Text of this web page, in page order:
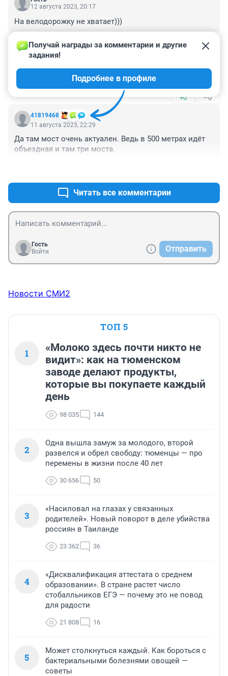
12 августа 2023, 20:17
На велодорожку не хватает)))
Гость
Мир нужен в России везде
+0 –0
41819468
Получай награды за комментарии и другие
задания!
Подробнее в профиле
11 августа 2023, 22:29
Да там мост очень актуален. Ведь в 500 метрах идёт
объездная и там три моста.
Читать все комментарии
Гость
Войти
Отправить
Новости СМИ2
ТОП 5
1
«Молоко здесь почти никто не
видит»: как на тюменском
заводе делают продукты,
которые вы покупаете каждый
день
98 035 144
2
Одна вышла замуж за молодого, второй
развелся и обрел свободу: тюменцы — про
перемены в жизни после 40 лет
30 656 50
3
«Насиловал на глазах у связанных
родителей». Новый поворот в деле убийства
россиян в Таиланде
23 362 36
4
«Дисквалификация аттестата о среднем
образовании». В стране растет число
стобалльников ЕГЭ — почему это не повод
для радости
21 808 16
5
Может столкнуться каждый. Как бороться с
бактериальными болезнями овощей —
советы